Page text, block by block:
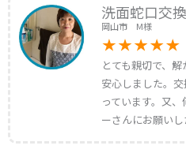
洗面蛇口交
岡山市 M様
とても親切で、
安心しました。
っています。又
ーさんにお願いし